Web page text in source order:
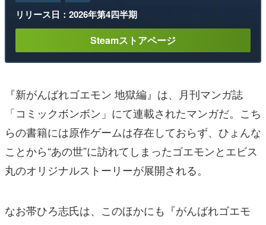
リリース日：2026年第4四半期
Steamストアページ
『新がんばれゴエモン 地獄編』は、月刊マンガ誌
「コミックボンボン」にて連載されたマンガだ。こち
らの書籍には原作ゲームは存在しておらず、ひょんな
ことから“あの世”に訪れてしまったゴエモンとエビス
丸のオリジナルストーリーが展開される。
なお帯ひろ志氏は、このほかにも『がんばれゴエモ